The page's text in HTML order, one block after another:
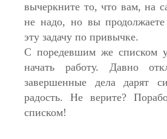
вычеркните то, что вам, на
не надо, но вы
эту задачу по привычке.
С поредевшим же списком
начать работу. Давно
завершенные дела дарят
радость. Не верите?
списком!